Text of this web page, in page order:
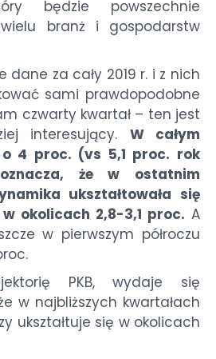
będzie powszechnie
branż i gospodarstw
dane za cały 2019 r. i z nich
sami prawdopodobne
czwarty kwartał – ten jest
interesujący. W całym
o 4 proc. (vs 5,1 proc. rok
że w ostatnim
ukształtowała się
okolicach 2,8-3,1 proc. A
w pierwszym półroczu
PKB, wydaje się
w najbliższych kwartałach
ukształtuje się w okolicach